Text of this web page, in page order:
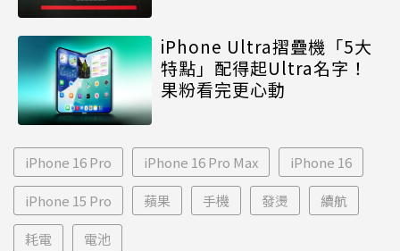
iPhone Ultra摺疊機「5大
特點」配得起Ultra名字！
果粉看完更心動
iPhone 16 Pro iPhone 16 Pro Max iPhone 16
iPhone 15 Pro 蘋果 手機 發燙 續航
耗電 電池